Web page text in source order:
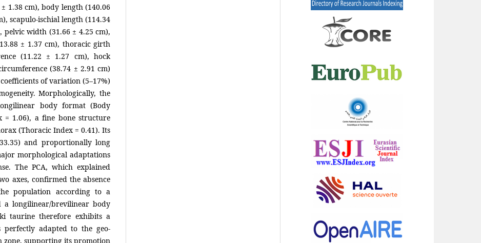
1.38 cm), body length (140.06
scapulo-ischial length (114.34
pelvic width (31.66 ± 4.25 cm),
± 1.37 cm), thoracic girth
(11.22 ± 1.27 cm), hock
(38.74 ± 2.91 cm)
of variation (5–17%)
Morphologically, the
body format (Body
= 1.06), a fine bone structure
(Thoracic Index = 0.41). Its
and proportionally long
morphological adaptations
The PCA, which explained
axes, confirmed the absence
population according to a
a longilinear/brevilinear body
taurine therefore exhibits a
perfectly adapted to the geo-
zone, supporting its promotion